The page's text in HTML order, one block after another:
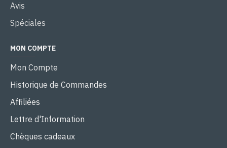
Avis
Spéciales
MON COMPTE
Mon Compte
Historique de Commandes
Affiliées
Lettre d'Information
Chèques cadeaux